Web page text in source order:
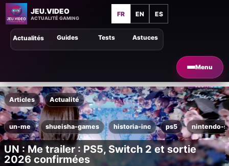
JEU.VIDEO
ACTUALITÉ GAMING
FR EN ES
Menu
Astuces
Guides Tests
Actualités
Articles Actualité
un-me shueisha-games historia-inc ps5 nintendo-
UN : Me trailer : PS5, Switch 2 et sortie
2026 confirmées